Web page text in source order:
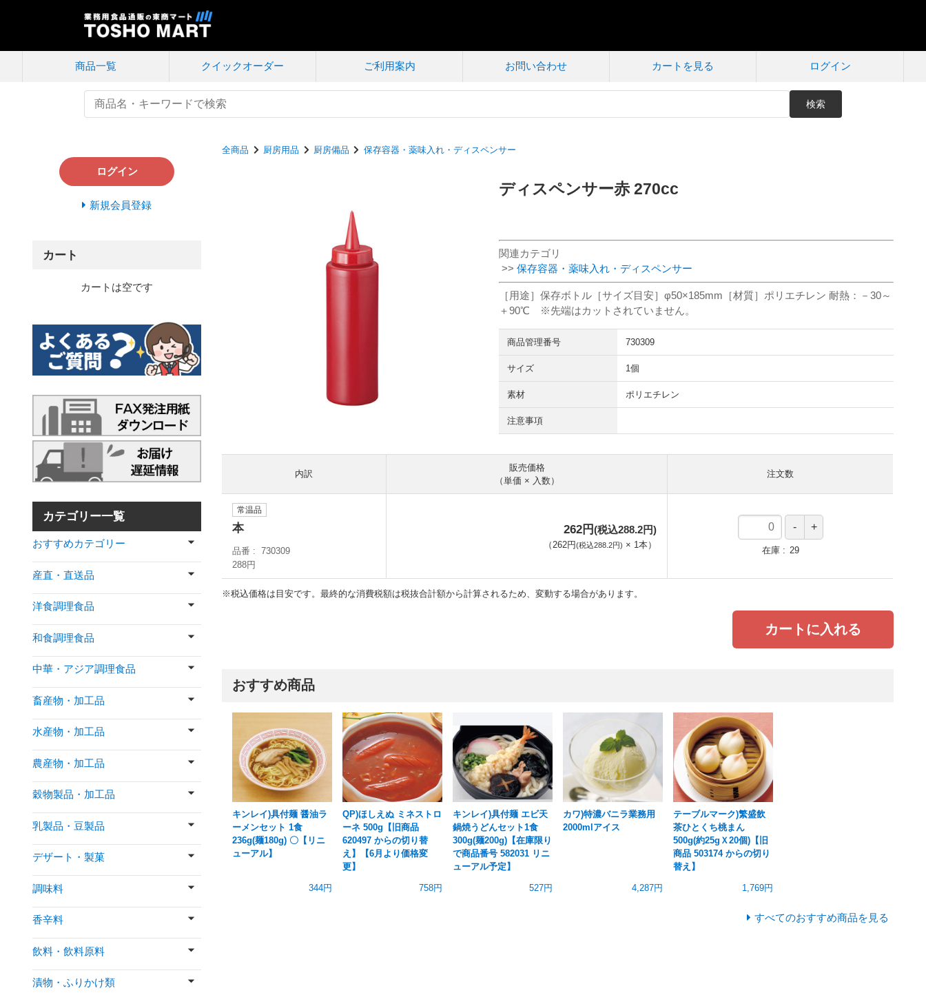
商品一覧 クイックオーダー ご利用案内 お問い合わせ カートを見る ログイン
検索
全商品 厨房用品 厨房備品 保存容器・薬味入れ・ディスペンサー
ディスペンサー赤 270cc
関連カテゴリ
>> 保存容器・薬味入れ・ディスペンサー
［用途］保存ボトル［サイズ目安］φ50×185mm［材質］ポリエチレン 耐熱：－30～
＋90℃ ※先端はカットされていません。
商品管理番号 730309
サイズ 1個
素材 ポリエチレン
注意事項
内訳
販売価格
（単価 × 入数）
注文数
常温品
本
品番
730309
288円
262円(税込288.2円)
（ 262円(税込288.2円) × 1本）
在庫 29
※税込価格は目安です。最終的な消費税額は税抜合計額から計算されるため、変動する場合があります。
カートに入れる
おすすめ商品
キンレイ)具付麺 醤油ラ
ーメンセット 1食
236g(麺180g) 〇【リニ
ューアル】
344円
QP)ほしえぬ ミネストロ
ーネ 500g【旧商品
620497 からの切り替
え】【6月より価格変
更】
758円
キンレイ)具付麺 エビ天
鍋焼うどんセット1食
300g(麺200g)【在庫限り
で商品番号 582031 リニ
ューアル予定】
527円
カワ)特濃バニラ業務用
2000mlアイス
4,287円
テーブルマーク)繁盛飲
茶ひとくち桃まん
500g(約25gＸ20個)【旧
商品 503174 からの切り
替え】
1,769円
すべてのおすすめ商品を見る
ログイン
新規会員登録
カート
カートは空です
カテゴリー一覧
おすすめカテゴリー
産直・直送品
洋食調理食品
和食調理食品
中華・アジア調理食品
畜産物・加工品
水産物・加工品
農産物・加工品
穀物製品・加工品
乳製品・豆製品
デザート・製菓
調味料
香辛料
飲料・飲料原料
漬物・ふりかけ類